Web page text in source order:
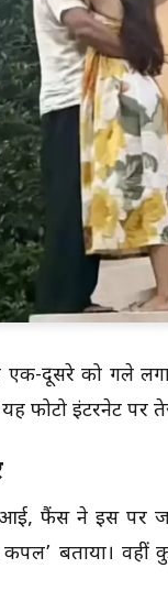
दूसरे को गले
फोटो इंटरनेट पर
फैंस ने इस पर
बताया।